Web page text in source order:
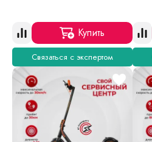
Купить
Связаться с экспертом